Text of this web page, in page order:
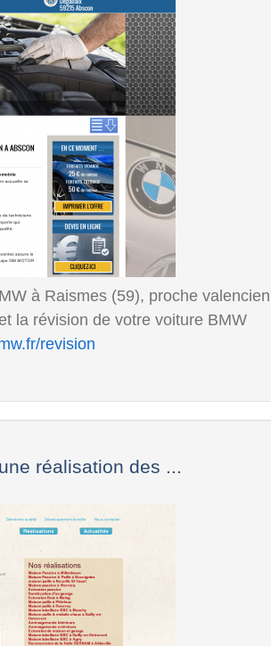
à Raismes (59), proche
la révision de votre voiture BMW
revision
réalisation des ...